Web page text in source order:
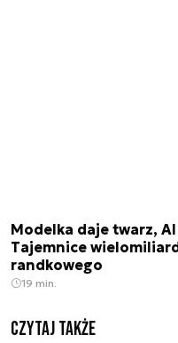
Modelka daje twarz,
Tajemnice
randkowego
19 min.
Czytaj także